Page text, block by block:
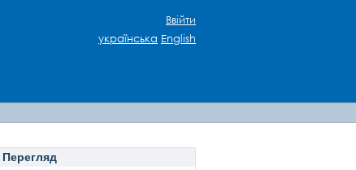
Ввійти
українська English
Перегляд